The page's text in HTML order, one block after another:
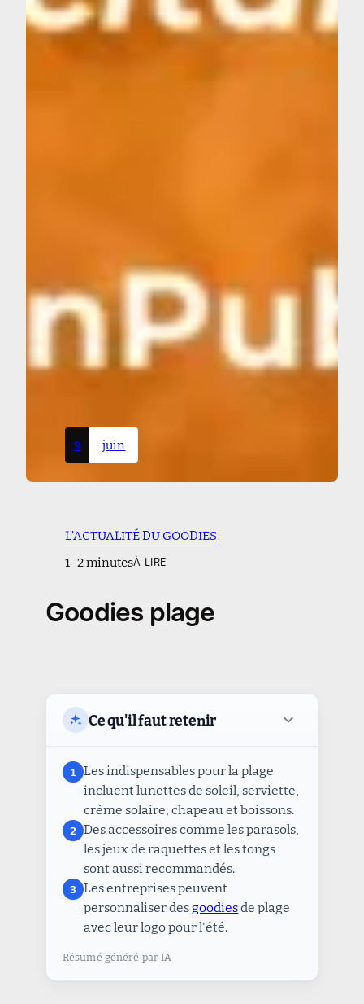
9 juin
L’ACTUALITÉ DU GOODIES
1–2 minutesÀ LIRE
Goodies plage
Ce qu'il faut retenir
1 Les indispensables pour la plage
incluent lunettes de soleil, serviette,
crème solaire, chapeau et boissons.
2 Des accessoires comme les parasols,
les jeux de raquettes et les tongs
sont aussi recommandés.
3 Les entreprises peuvent
personnaliser desgoodiesde plage
avec leur logo pour l'été.
Résumé généré par IA